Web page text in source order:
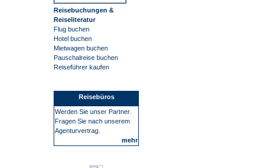
Reisebuchungen &
Reiseliteratur
Flug buchen
Hotel buchen
Mietwagen buchen
Pauschalreise buchen
Reiseführer kaufen
Reisebüros
Werden Sie unser Partner.
Fragen Sie nach unserem
Agenturvertrag.
mehr